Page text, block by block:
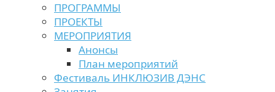
ПРОГРАММЫ
ПРОЕКТЫ
МЕРОПРИЯТИЯ
Анонсы
План мероприятий
Фестиваль ИНКЛЮЗИВ ДЭНС